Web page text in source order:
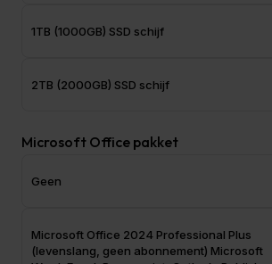
1TB (1000GB) SSD schijf
2TB (2000GB) SSD schijf
Microsoft Office pakket
Geen
Microsoft Office 2024 Professional Plus
(levenslang, geen abonnement) Microsoft
Wij zijn gesloten van 27 juli t/m